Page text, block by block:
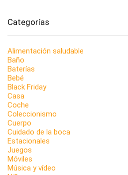
Categorías
Alimentación saludable
Baño
Baterías
Bebé
Black Friday
Casa
Coche
Coleccionismo
Cuerpo
Cuidado de la boca
Estacionales
Juegos
Móviles
Música y vídeo